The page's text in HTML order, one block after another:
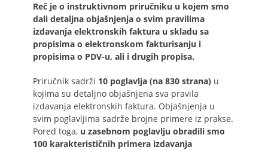
Reč je o instruktivnom priručniku u kojem smo
dali detaljna objašnjenja o svim pravilima
izdavanja elektronskih faktura u skladu sa
propisima o elektronskom fakturisanju i
propisima o PDV-u, ali i drugih propisa.
Priručnik sadrži 10 poglavlja (na 830 strana) u
kojima su detaljno objašnjena sva pravila
izdavanja elektronskih faktura. Objašnjenja u
svim poglavljima sadrže brojne primere iz prakse.
Pored toga, u zasebnom poglavlju obradili smo
100 karakterističnih primera izdavanja